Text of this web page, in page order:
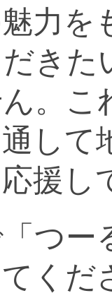
力を
きた
。こ
して
援し
つー
く